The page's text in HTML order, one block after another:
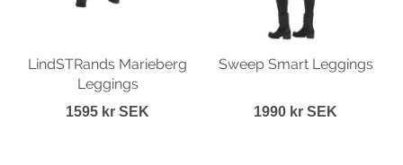
LindSTRands Marieberg
Leggings
1595 kr SEK
Sweep Smart Leggings
1990 kr SEK